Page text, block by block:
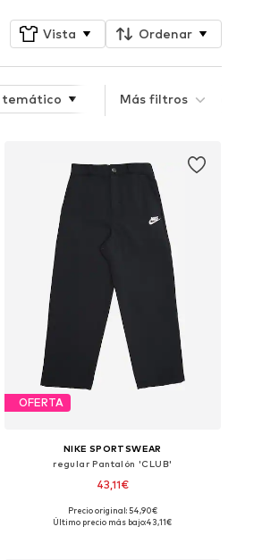
Vista Ordenar
temático Detalles Atributo del
Más filtros
OFERTA
NIKE SPORTSWEAR
regular Pantalón 'CLUB'
43,11€
Disponible en muchas tallas
Precio original: 54,90€
Último precio más bajo:43,11€